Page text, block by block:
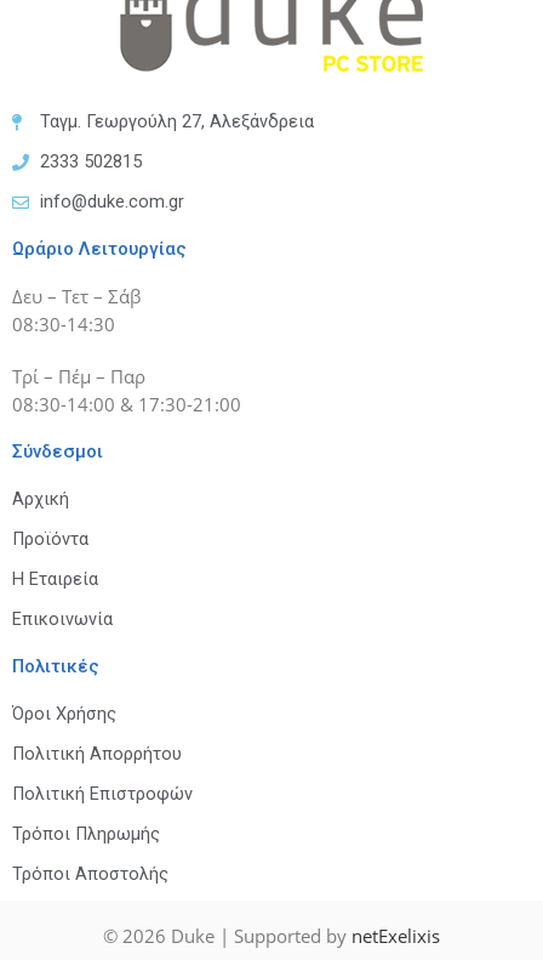
Ταγμ. Γεωργούλη 27, Αλεξάνδρεια
2333 502815
info@duke.com.gr
Ωράριο Λειτουργίας
Δευ – Τετ – Σάβ
08:30-14:30
Τρί – Πέμ – Παρ
08:30-14:00 & 17:30-21:00
Σύνδεσμοι
Αρχική
Προϊόντα
Η Εταιρεία
Επικοινωνία
Πολιτικές
Όροι Χρήσης
Πολιτική Απορρήτου
Πολιτική Επιστροφών
Τρόποι Πληρωμής
Τρόποι Αποστολής
© 2026 Duke | Supported by netExelixis